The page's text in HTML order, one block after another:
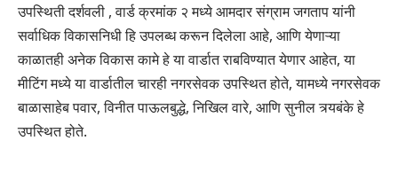
उपस्थिती दर्शवली , वार्ड क्रमांक २ मध्ये आमदार संग्राम जगताप यांनी
सर्वाधिक विकासनिधी हि उपलब्ध करून दिलेला आहे, आणि येणाऱ्या
काळातही अनेक विकास कामे हे या वार्डात राबविण्यात येणार आहेत, या
मीटिंग मध्ये या वार्डातील चारही नगरसेवक उपस्थित होते, यामध्ये नगरसेवक
बाळासाहेब पवार, विनीत पाऊलबुद्धे, निखिल वारे, आणि सुनील त्र्यबंके हे
उपस्थित होते.